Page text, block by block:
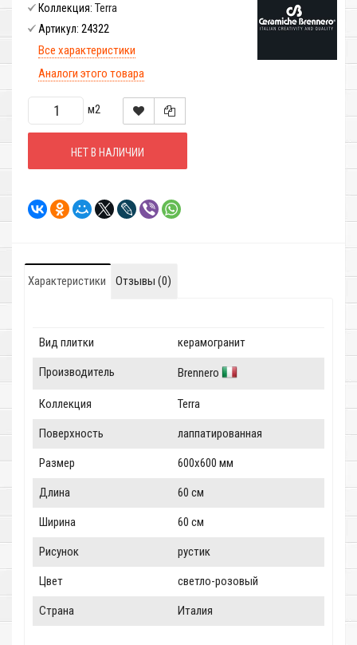
Коллекция: Terra
Артикул: 24322
Все характеристики
Аналоги этого товара
м2
НЕТ В НАЛИЧИИ
Характеристики Отзывы (0)
Вид плитки керамогранит
Производитель Brennero
Коллекция Terra
Поверхность лаппатированная
Размер 600x600 мм
Длина 60 см
Ширина 60 см
Рисунок рустик
Цвет светло-розовый
Страна Италия